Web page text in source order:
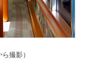
撮影）